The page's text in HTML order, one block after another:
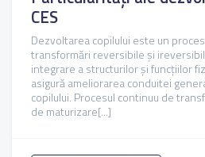
CES
Dezvoltarea copilului este un
transformări reversibile și
integrare a structurilor și funcțiilor
asigură ameliorarea conduitei
copilului. Procesul continuu de
de maturizare[...]